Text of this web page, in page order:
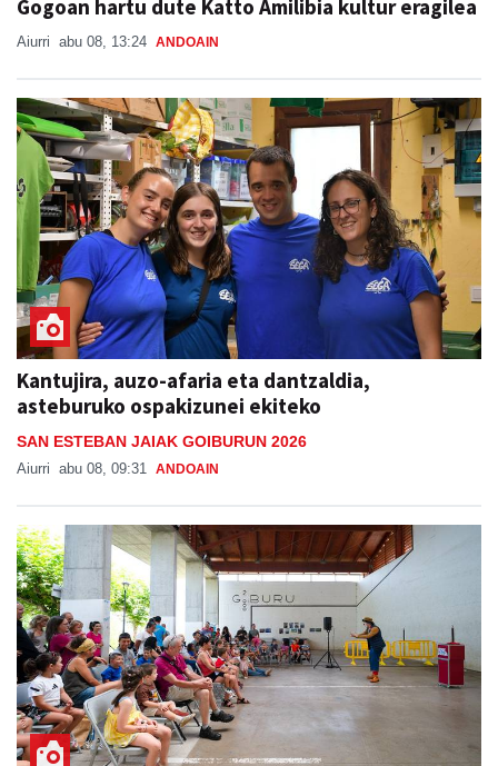
Gogoan hartu dute Katto Amilibia kultur eragilea
Aiurri abu 08, 13:24 ANDOAIN
Kantujira, auzo-afaria eta dantzaldia,
asteburuko ospakizunei ekiteko
SAN ESTEBAN JAIAK GOIBURUN 2026
Aiurri abu 08, 09:31 ANDOAIN